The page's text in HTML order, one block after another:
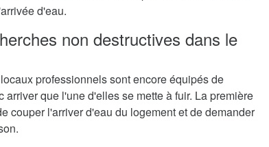
d'eau.
non destructives dans le
professionnels sont encore équipés de
que l'une d'elles se mette à fuir. La première
couper l'arriver d'eau du logement et de demander